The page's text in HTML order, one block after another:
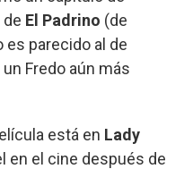
El Padrino (de
es parecido al de
Fredo aún más
está en Lady
en el cine después de